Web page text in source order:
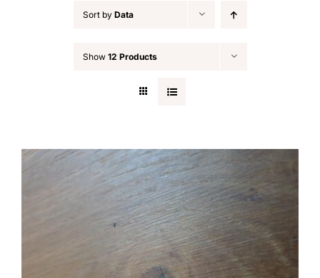
Sort by Data
Show 12 Products